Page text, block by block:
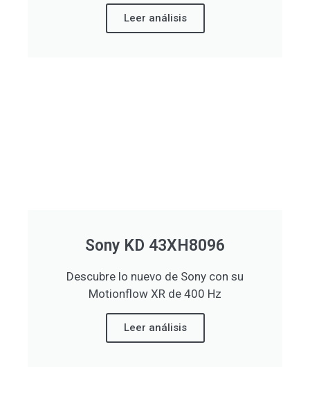
Leer análisis
Sony KD 43XH8096
Descubre lo nuevo de Sony con su
Motionflow XR de 400 Hz
Leer análisis